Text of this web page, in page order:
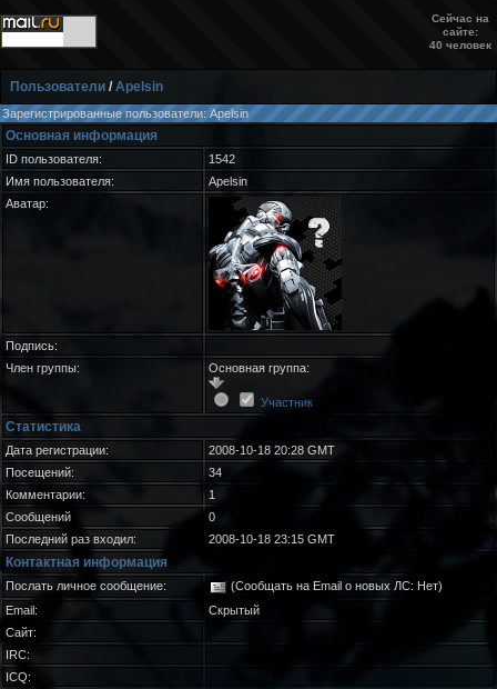
Сейчас на
сайте:
40 человек
Пользователи /Apelsin
Зарегистрированные пользователи: Apelsin
Основная информация
ID пользователя:
1542
Имя пользователя:
Apelsin
Аватар:
Подпись:
Член группы:
Основная группа:
Участник
Статистика
Дата регистрации:
2008-10-18 20:28 GMT
Посещений:
34
Комментарии:
1
Сообщений
0
Последний раз входил:
2008-10-18 23:15 GMT
Контактная информация
Послать личное сообщение:
(Сообщать на Email о новых ЛС: Нет)
Email:
Скрытый
Сайт:
IRC:
ICQ: